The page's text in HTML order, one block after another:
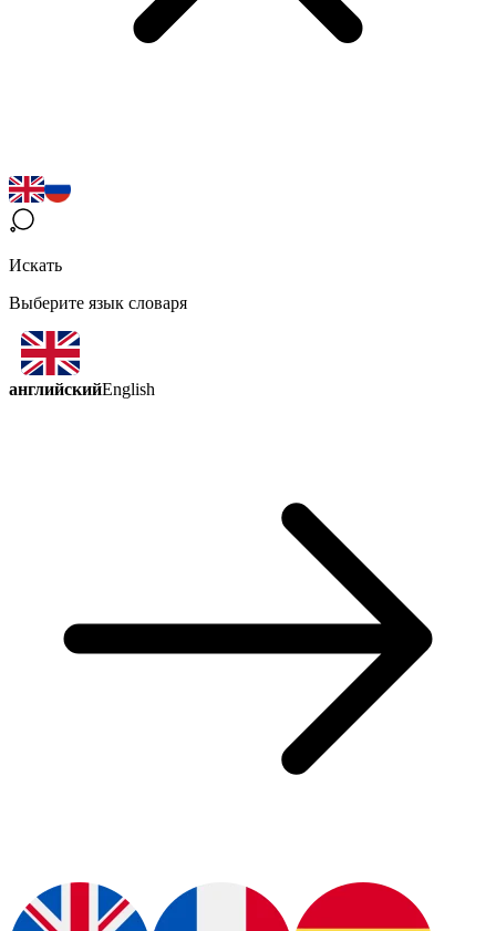
Искать
Выберите язык словаря
английскийEnglish